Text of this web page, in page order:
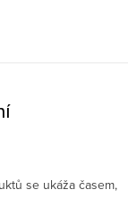
se ukáža časem,